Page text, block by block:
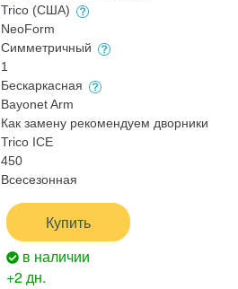
Trico (США)
NeoForm
Симметричный
1
Бескаркасная
Bayonet Arm
Как замену рекомендуем дворники
Trico ICE
450
Всесезонная
Купить
в наличии
+2 дн.